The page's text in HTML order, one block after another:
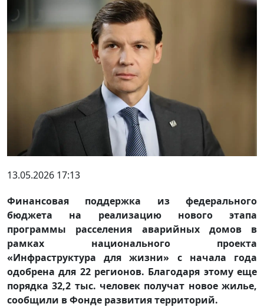
13.05.2026 17:13
Финансовая поддержка из федерального
бюджета на реализацию нового этапа
программы расселения аварийных домов в
рамках национального проекта
«Инфраструктура для жизни» с начала года
одобрена для 22 регионов. Благодаря этому еще
порядка 32,2 тыс. человек получат новое жилье,
сообщили в Фонде развития территорий.